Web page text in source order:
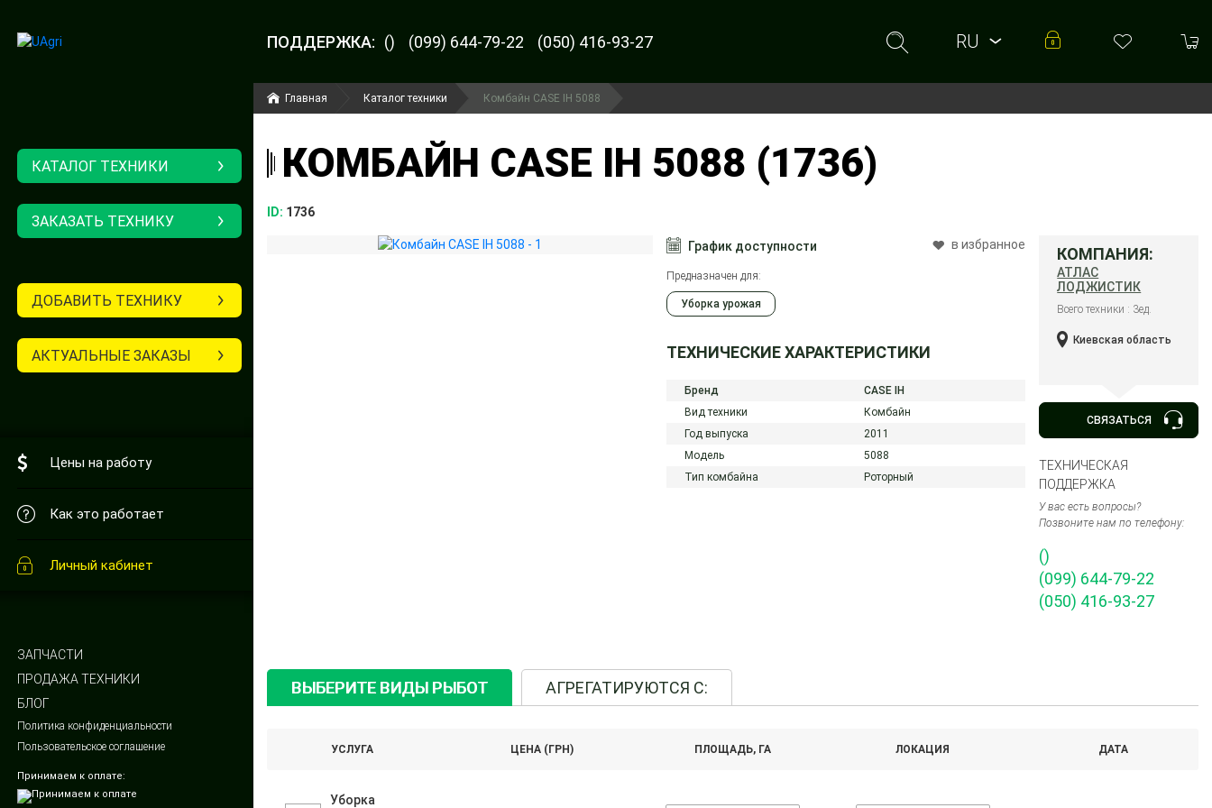
ПОДДЕРЖКА: () (099) 644-79-22 (050) 416-93-27
RU
КАТАЛОГ ТЕХНИКИ
ЗАКАЗАТЬ ТЕХНИКУ
ДОБАВИТЬ ТЕХНИКУ
АКТУАЛЬНЫЕ ЗАКАЗЫ
Цены на работу
Как это работает
Личный кабинет
ЗАПЧАСТИ
ПРОДАЖА ТЕХНИКИ
БЛОГ
Политика конфиденциальности
Пользовательское соглашение
Принимаем к оплате:
Главная Каталог техники Комбайн CASE IH 5088
КОМБАЙН CASE IH 5088 (1736)
ID: 1736
График доступности в избранное
Предназначен для:
Уборка урожая
ТЕХНИЧЕСКИЕ ХАРАКТЕРИСТИКИ
Бренд
CASE IH
Вид техники
Комбайн
Год выпуска
2011
Модель
5088
Тип комбайна
Роторный
КОМПАНИЯ:
АТЛАС
ЛОДЖИСТИК
Всего техники : 3ед.
Киевская область
СВЯЗАТЬСЯ
ТЕХНИЧЕСКАЯ
ПОДДЕРЖКА
У вас есть вопросы?
Позвоните нам по телефону:
()
(099) 644-79-22
(050) 416-93-27
ВЫБЕРИТЕ ВИДЫ РЫБОТ АГРЕГАТИРУЮТСЯ С:
УСЛУГА ЦЕНА (ГРН) ПЛОЩАДЬ, ГА ЛОКАЦИЯ ДАТА
Уборка